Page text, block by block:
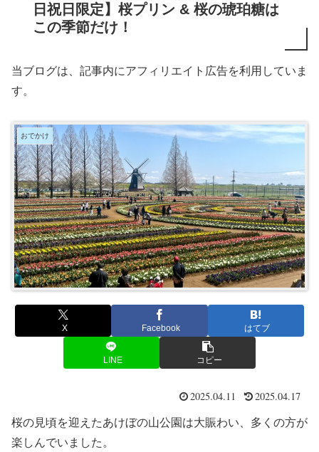
日祝日限定】桜プリン & 桜の琥珀糖は
この季節だけ！
当ブログは、記事内にアフィリエイト広告を利用していま
す。
おでかけ
X Facebook はてブ
LINE コピー
2025.04.11 2025.04.17
桜の見頃を迎えたあけぼの山公園は大賑わい、多くの方が
楽しんでいました。